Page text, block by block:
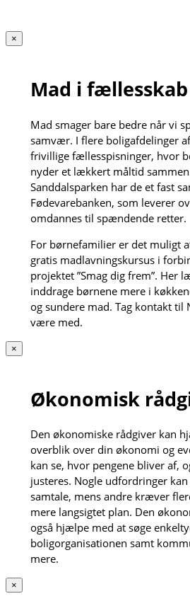
×
Mad i fællesskab
Mad smager bare bedre når vi
samvær. I flere boligafdelinger
frivillige fællesspisninger, hvor
nyder et lækkert måltid
Sanddalsparken har de et fast
Fødevarebanken, som leverer
omdannes til spændende retter.
For børnefamilier er det muligt
gratis madlavningskursus i
projektet ”Smag dig frem”. Her
inddrage børnene mere i
og sundere mad. Tag kontakt til
være med.
×
Økonomisk
Den økonomiske rådgiver kan
overblik over din økonomi og
kan se, hvor pengene bliver af,
justeres. Nogle udfordringer kan
samtale, mens andre kræver
mere langsigtet plan. Den
også hjælpe med at søge
boligorganisationen samt
mere.
×